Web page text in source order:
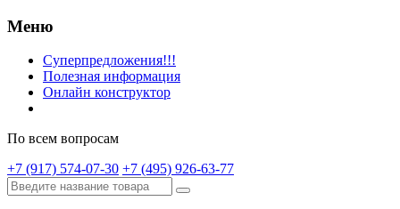
Меню
Суперпредложения!!!
Полезная информация
Онлайн конструктор
По всем вопросам
+7 (917) 574-07-30 +7 (495) 926-63-77